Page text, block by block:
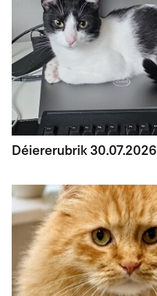
Déiererubrik 30.07.2026